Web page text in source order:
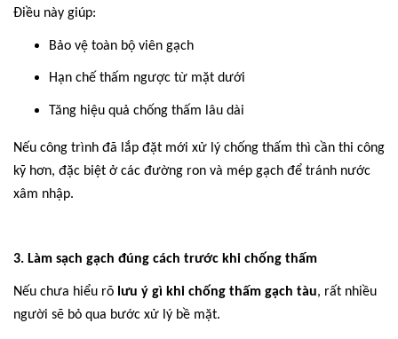
Điều này giúp:
Bảo vệ toàn bộ viên gạch
Hạn chế thấm ngược từ mặt dưới
Tăng hiệu quả chống thấm lâu dài
Nếu công trình đã lắp đặt mới xử lý chống thấm thì cần thi công
kỹ hơn, đặc biệt ở các đường ron và mép gạch để tránh nước
xâm nhập.
3. Làm sạch gạch đúng cách trước khi chống thấm
Nếu chưa hiểu rõ lưu ý gì khi chống thấm gạch tàu, rất nhiều
người sẽ bỏ qua bước xử lý bề mặt.